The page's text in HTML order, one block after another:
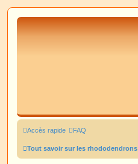
Accès rapide FAQ
Tout savoir sur les rhododendrons